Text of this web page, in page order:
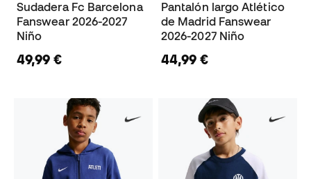
Sudadera Fc Barcelona
Fanswear 2026-2027
Niño
49,99 €
Pantalón largo Atlético
de Madrid Fanswear
2026-2027 Niño
44,99 €